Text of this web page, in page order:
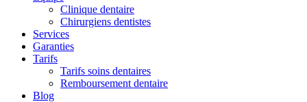
Clinique dentaire
Chirurgiens dentistes
Services
Garanties
Tarifs
Tarifs soins dentaires
Remboursement dentaire
Blog